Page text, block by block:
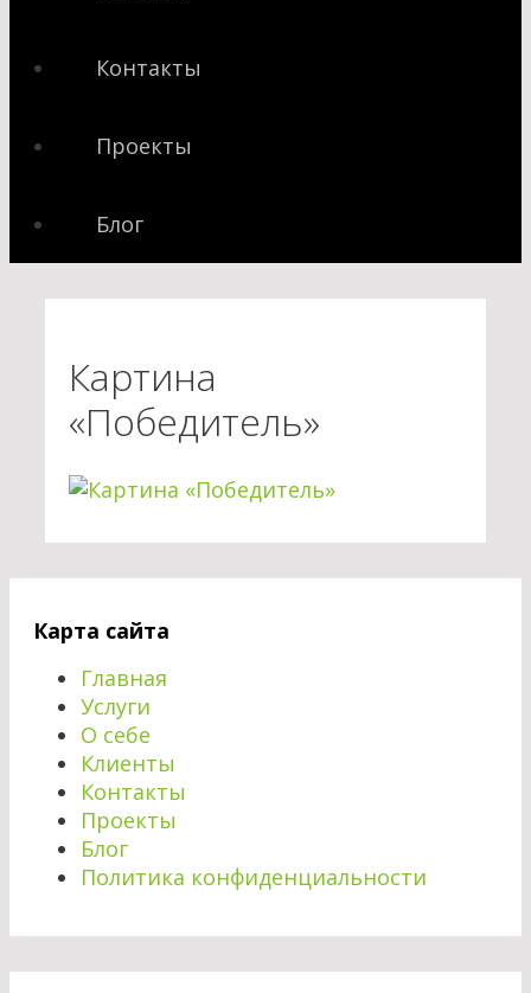
Контакты
Проекты
Блог
Картина
«Победитель»
Карта сайта
Главная
Услуги
О себе
Клиенты
Контакты
Проекты
Блог
Политика конфиденциальности